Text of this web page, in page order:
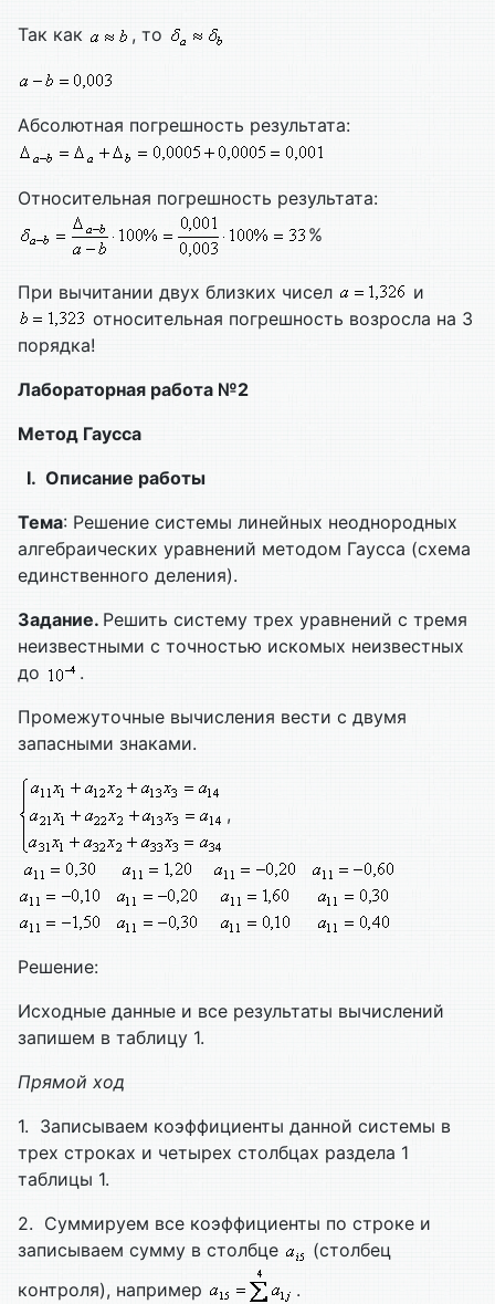
Так как , то
Абсолютная погрешность результата:
Относительная погрешность результата:
%
При вычитании двух близких чисел
и
относительная погрешность возросла на 3
порядка!
Лабораторная работа №2
Метод Гаусса
I. Описание работы
Тема: Решение системы линейных неоднородных
алгебраических уравнений методом Гаусса (схема
единственного деления).
Задание. Решить систему трех уравнений с тремя
неизвестными с точностью искомых неизвестных
до
.
Промежуточные вычисления вести с двумя
запасными знаками.
,
Решение:
Исходные данные и все результаты вычислений
запишем в таблицу 1.
Прямой ход
1. Записываем коэффициенты данной системы в
трех строках и четырех столбцах раздела 1
таблицы 1.
2. Суммируем все коэффициенты по строке и
записываем сумму в столбце
(столбец
контроля), например
.